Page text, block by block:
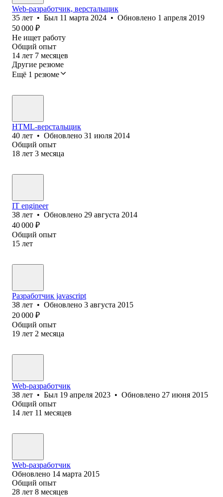
Web-разработчик, верстальщик
35 лет • Был 11 марта 2024 • Обновлено 1 апреля 2019
50 000 ₽
Не ищет работу
Общий опыт
14 лет 7 месяцев
Другие резюме
Ещё 1 резюме
HTML-верстальщик
40 лет • Обновлено 31 июля 2014
Общий опыт
18 лет 3 месяца
IT engineer
38 лет • Обновлено 29 августа 2014
40 000 ₽
Общий опыт
15 лет
Разработчик javascript
38 лет • Обновлено 3 августа 2015
20 000 ₽
Общий опыт
19 лет 2 месяца
Web-разработчик
38 лет • Был 19 апреля 2023 • Обновлено 27 июня 2015
Общий опыт
14 лет 11 месяцев
Web-разработчик
Обновлено 14 марта 2015
Общий опыт
28 лет 8 месяцев